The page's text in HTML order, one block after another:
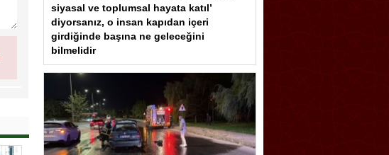
siyasal ve toplumsal hayata katıl’
diyorsanız, o insan kapıdan içeri
girdiğinde başına ne geleceğini
bilmelidir